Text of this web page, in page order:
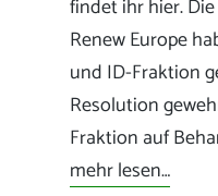
findet ihr hier.
Renew Europe
und ID-Fraktion
Resolution
Fraktion auf
mehr lesen…